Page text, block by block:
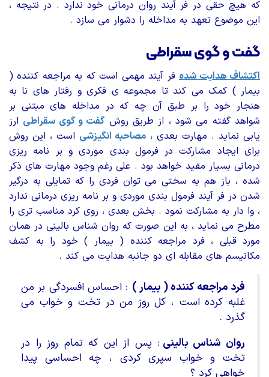
که هیچ حقی در فر آیند روان درمانی خود ندارد . در نتیجه ،
این موضوع تعهد به مداخله را دشوار می سازد .
گفت و گوی سقراطی
اکتشاف هدایت شدهفر آیند مهمی است که به مراجعه کننده (
بیمار ) کمک می کند تا مجموعه ی فکری و رفتار های نا به
هنجار خود را بر طبق آن چه که در مداخله های مبتنی بر
شواهد گفته می شود ، از طریق روش گفت و گوی سقراطی ارز
یابی نماید . مهارت بعدی ، مصاحبه انگیزشی است ، این روش
برای ایجاد مشارکت در فرمول بندی موردی و بر نامه ریزی
درمانی بسیار مفید خواهد بود . علی رغم وجود مهارت های ذکر
شده ، باز هم به سختی می توان فردی را که تمایلی به درگیر
شدن در فر آیند فرمول بندی موردی و بر نامه ریزی درمانی ندارد
، وا دار به مشارکت نمود . بخش بعدی ، روی کرد مناسب تری را
مطرح می نماید ، به این صورت که روان شناس بالینی در همان
مورد قبلی ، فرد مراجعه کننده ( بیمار ) خود را به کشف
مکانیسم های مقابله ای دو جانبه هدایت می کند .
فرد مراجعه کننده ( بیمار ) : احساس افسردگی بر من
غلبه کرده است ، کل روز من در تخت و خواب می
گذرد .
روان شناس بالینی : پس از این که تمام روز را در
تخت و خواب سپری کردی ، چه احساسی پیدا
خواهی کرد ؟